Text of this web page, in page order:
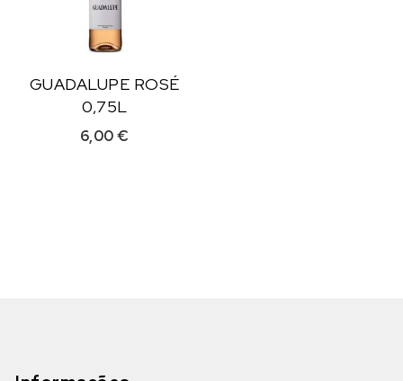
GUADALUPE ROSÉ
0,75L
6,00€